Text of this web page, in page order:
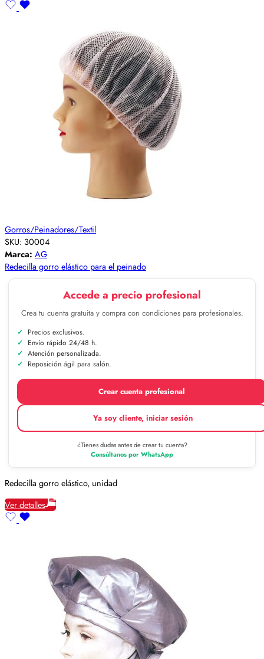
Gorros/Peinadores/Textil
SKU: 30004
Marca: AG
Redecilla gorro elástico para el peinado
Accede a precio profesional
Crea tu cuenta gratuita y compra con condiciones para profesionales.
Precios exclusivos.
Envío rápido 24/48 h.
Atención personalizada.
Reposición ágil para salón.
Crear cuenta profesional
Ya soy cliente, iniciar sesión
¿Tienes dudas antes de crear tu cuenta?
Consúltanos por WhatsApp
Redecilla gorro elástico, unidad
Ver detalles